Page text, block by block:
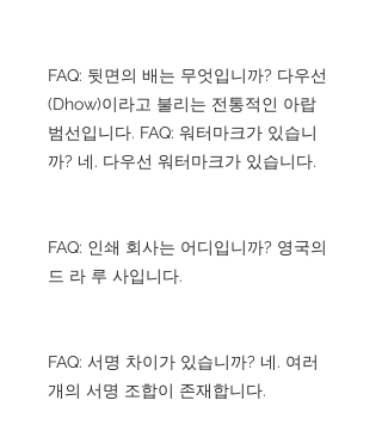
FAQ: 뒷면의 배는 무엇입니까? 다우선
(Dhow)이라고 불리는 전통적인 아랍
범선입니다. FAQ: 워터마크가 있습니
까? 네. 다우선 워터마크가 있습니다.
FAQ: 인쇄 회사는 어디입니까? 영국의
드 라 루 사입니다.
FAQ: 서명 차이가 있습니까? 네. 여러
개의 서명 조합이 존재합니다.